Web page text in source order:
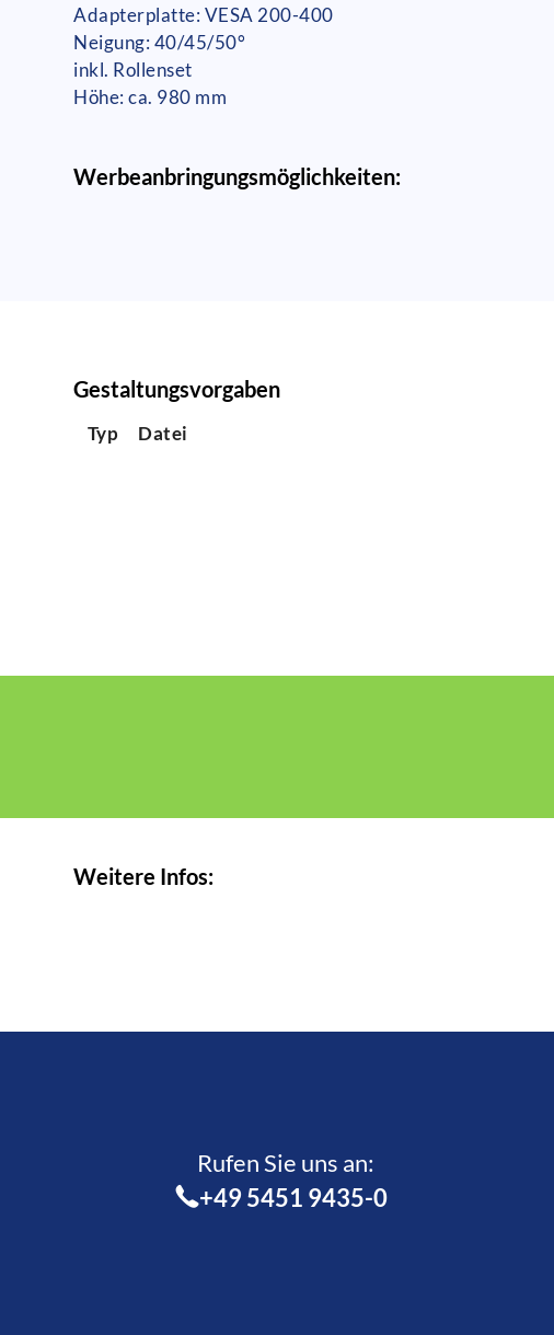
Adapterplatte: VESA 200-400
Neigung: 40/45/50°
inkl. Rollenset
Höhe: ca. 980 mm
Werbeanbringungsmöglichkeiten:
Gestaltungsvorgaben
Typ Datei
Weitere Infos:
Rufen Sie uns an:­
+49 5451 9435-0